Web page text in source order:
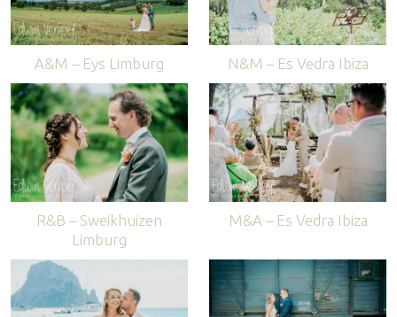
A&M – Eys Limburg N&M – Es Vedra Ibiza
R&B – Sweikhuizen
Limburg
M&A – Es Vedra Ibiza